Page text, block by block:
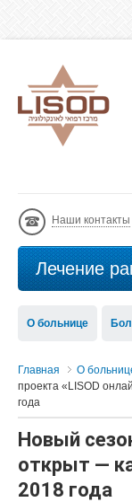
Наши контакты
Лечение
О больнице
Главная О
проекта «LISOD
года
Новый
открыт —
2018 года